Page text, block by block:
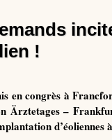
!
en congrès à
Ärztetages –